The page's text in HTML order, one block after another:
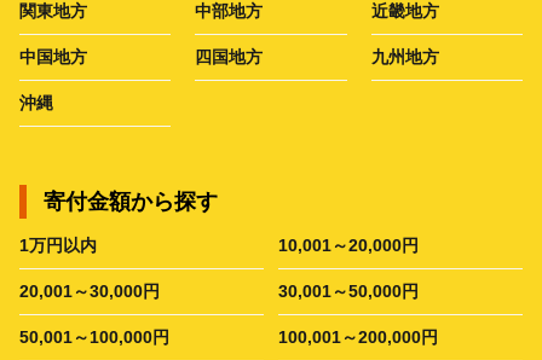
関東地方 中部地方 近畿地方
中国地方 四国地方 九州地方
沖縄
寄付金額から探す
1万円以内 10,001～20,000円
20,001～30,000円 30,001～50,000円
50,001～100,000円 100,001～200,000円